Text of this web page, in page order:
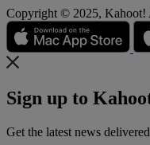
Copyright © 2025, Kahoot!
Sign up to
Get the latest news